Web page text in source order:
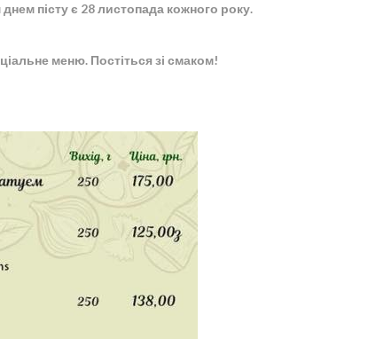
пісту є 28 листопада кожного року.
меню. Постіться зі смаком!